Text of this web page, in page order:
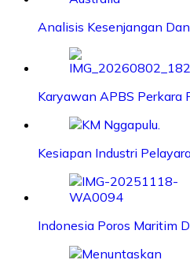
Analisis Kesenjangan
Karyawan APBS Perkara
Kesiapan Industri
Indonesia Poros Maritim